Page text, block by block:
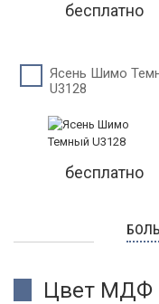
бесплатно
Ясень Шимо
U3128
бесплатно
Цвет МДФ